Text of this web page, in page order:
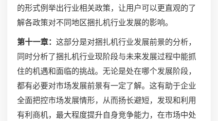
的形式例举出行业相关政策，让用户可以更直观的了
解各政策对不同地区捆扎机行业发展的影响。
第十一章： 这部分是对捆扎机行业发展前景的分析，
同时分析了捆扎机行业现阶段与未来发展过程中能抓
住的机遇和面临的挑战。无论是处在哪个发展阶段，
都有必要对市场发展前景有一定了解。这有助于企业
全面把控市场发展情形，从而扬长避短，发现和利用
有利商机，最大程度提升自身竞争能力，在市场中处